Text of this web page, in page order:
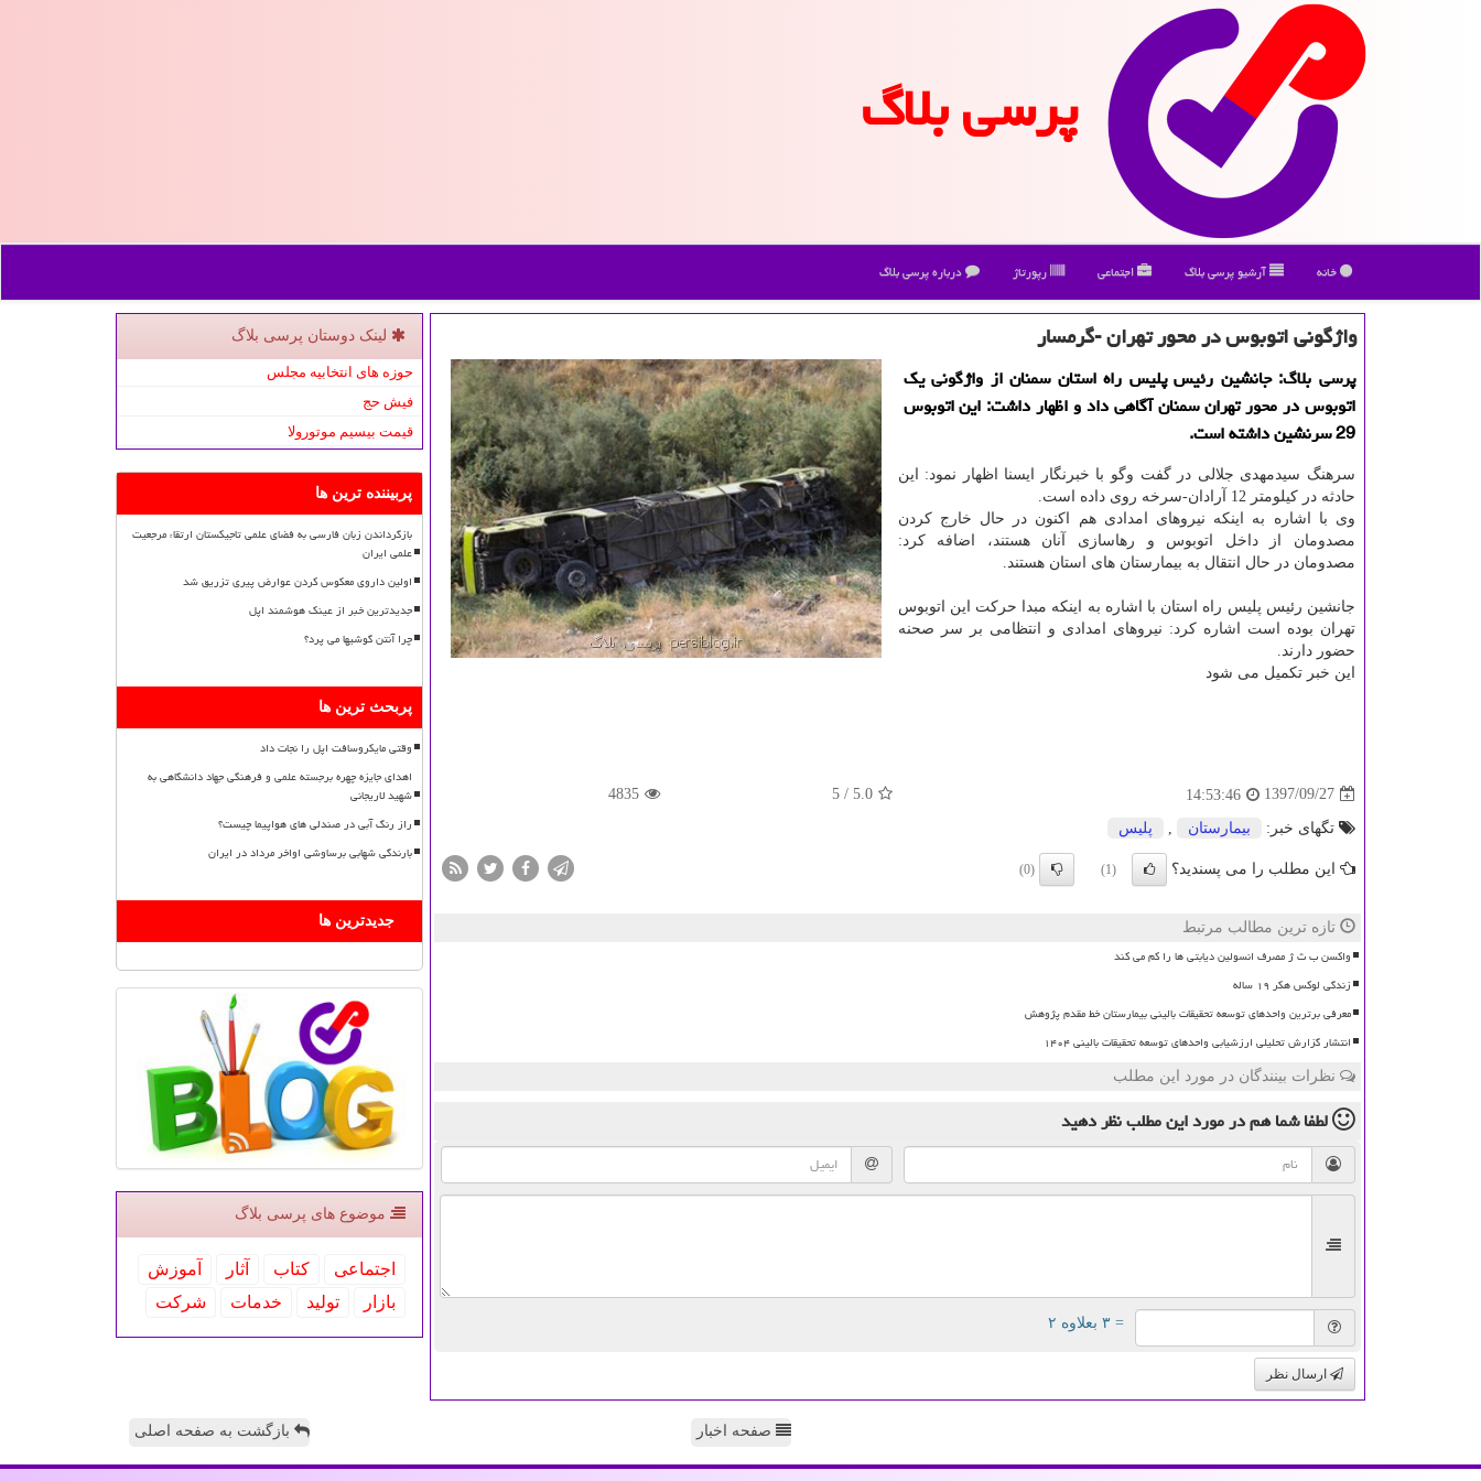
پرسی بلاگ
خانه آرشیو پرسی بلاگ اجتماعی رپورتاژ درباره پرسی بلاگ
واژگونی اتوبوس در محور تهران -گرمسار
پرسی بلاگ: جانشین رئیس پلیس راه استان سمنان از واژگونی یك
اتوبوس در محور تهران سمنان آگاهی داد و اظهار داشت: این اتوبوس
29 سرنشین داشته است.
سرهنگ سیدمهدی جلالی در گفت وگو با خبرنگار ایسنا اظهار نمود: این
حادثه در كیلومتر 12 آرادان-سرخه روی داده است.
وی با اشاره به اینكه نیروهای امدادی هم اكنون در حال خارج كردن
مصدومان از داخل اتوبوس و رهاسازی آنان هستند، اضافه كرد:
مصدومان در حال انتقال به بیمارستان های استان هستند.
جانشین رئیس پلیس راه استان با اشاره به اینكه مبدا حركت این اتوبوس
تهران بوده است اشاره كرد: نیروهای امدادی و انتظامی بر سر صحنه
حضور دارند.
این خبر تكمیل می شود
1397/09/27
14:53:46
5.0
/ 5
4835
تگهای خبر: بیمارستان پلیس
این مطلب را می پسندید؟ (1)
(0)
تازه ترین مطالب مرتبط
واکسن ب ث ژ مصرف انسولین دیابتی ها را کم می کند
زندگی لوکس هکر ۱۹ ساله
معرفی برترین واحدهای توسعه تحقیقات بالینی بیمارستان خط مقدم پژوهش
انتشار گزارش تحلیلی ارزشیابی واحدهای توسعه تحقیقات بالینی ۱۴۰۴
نظرات بینندگان در مورد این مطلب
لطفا شما همدر مورد این مطلبنظر دهید
= ۳ بعلاوه ۲
ارسال نظر
لینک دوستان پرسی بلاگ
حوزه های انتخابیه مجلس
فیش حج
قیمت بیسیم موتورولا
پربیننده ترین ها
بازگرداندن زبان فارسی به فضای علمی تاجیکستان ارتقاء مرجعیت
علمی ایران
اولین داروی معکوس کردن عوارض پیری تزریق شد
جدیدترین خبر از عینک هوشمند اپل
چرا آنتن گوشیها می پرد؟
پربحث ترین ها
وقتی مایکروسافت اپل را نجات داد
اهدای جایزه چهره برجسته علمی و فرهنگی جهاد دانشگاهی به
شهید لاریجانی
راز رنگ آبی در صندلی های هواپیما چیست؟
بارندگی شهابی برساوشی اواخر مرداد در ایران
جدیدترین ها
موضوع های پرسی بلاگ
اجتماعی كتاب آثار
آموزش
بازار
تولید خدمات شركت
صفحه اخبار بازگشت به صفحه اصلی